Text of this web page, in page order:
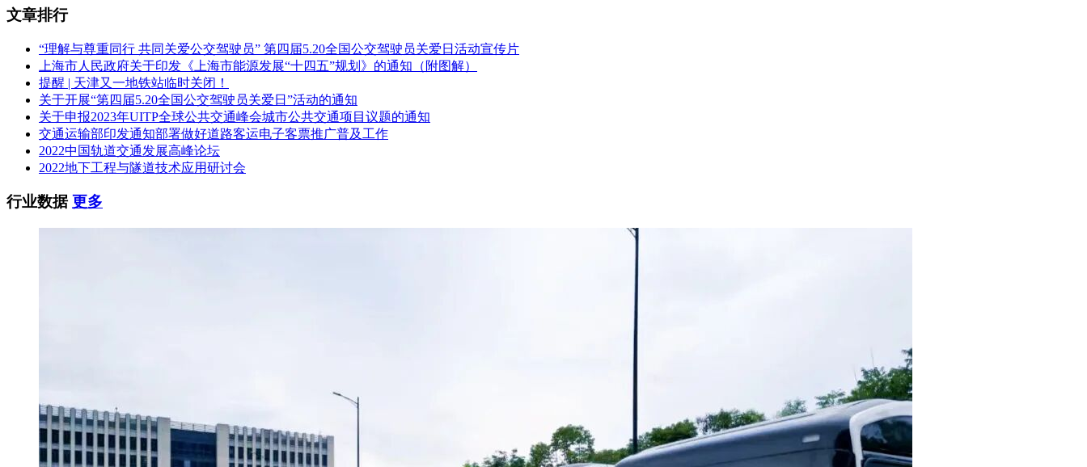
1.招标条件
本招标项目重庆轨道交通18号线北延（富华路站-小什字站）工程已由重庆市发改委以渝发改交通【2020】1494号文批准建设，项目业主为重庆城市交通开发投资（集团）有限公司，招标项
目资金来自国有资金，项目出资比例为100%，招标人为重庆轨道交通运营有限公司。项目已具备招标条件，现对车辆电气牵引系统采购进行公开招标。
2.项目概况与招标范围
2.1 建设地点：重庆市
2.2 项目概况与建设规模：重庆轨道交通18号线为串联渝北、江北、南岸、渝中、九龙坡、巴南、大渡口的快速轨道交通骨干线路，线路全长约58.9km，设站38座。18号线北延工程线路全长
10.608km，均为地下线，共设站8座，均为地下站，最大站间距2.060km（重庆站-菜袁路站），最小站间距0.711km（菜袁路站-黄沙溪站），平均站间距1.249km。设换乘车站3座，小什字站
与1、6号线换乘，七星岗站与1、10号线换乘，黄沙溪站与26号线换乘。本工程不新建主变电所，利用18号线一期工程原有主变电所提供电源。控制中心接入一期工程大竹林控制中心。在一
期工程金鳌寺车辆段增容停车列检28列位，周月检4列位。
本工程车辆制式采用钢轮钢轨As型车（架空接触网供电），设计最高运行速度100km/h，DC1500V 架空悬挂接触网供电，列车编组初、近、远期均采用6、6、7辆编组（动拖比5:1、动拖比
2.3 本次招标项目货物采购估算金额：项目估算总投资约99.66亿元，其中:工程费用63.3亿元，工程建设其他费用13.84亿元、预备费7.71亿元、专项费用14.81亿元。
2.6 交货期：a.本项目各列电牵设备交货期
该项目首列车电牵设备于2026年3月20日前运抵交付到车辆设备卖方。电气牵引系统设备发运时间间隔应满足车辆总装及交货时间计划要求，均匀安排，不允许突击发送。具体交货日期听从
车辆设备卖方的通知。卖方应提前提交详细的列车交货时间表，供买方确认。
文章排行
“理解与尊重同行 共同关爱公交驾驶员” 第四届5.20全国公交驾驶员关爱日活动宣传片
上海市人民政府关于印发《上海市能源发展“十四五”规划》的通知（附图解）
提醒 | 天津又一地铁站临时关闭！
关于开展“第四届5.20全国公交驾驶员关爱日”活动的通知
关于申报2023年UITP全球公共交通峰会城市公共交通项目议题的通知
交通运输部印发通知部署做好道路客运电子客票推广普及工作
2022中国轨道交通发展高峰论坛
2022地下工程与隧道技术应用研讨会
行业数据更多